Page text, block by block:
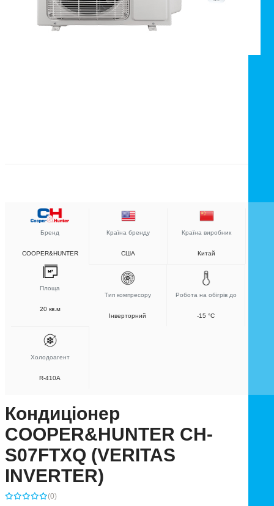
Бренд
COOPER&HUNTER
Країна бренду
США
Країна виробник
Китай
Площа
20 кв.м
Тип компресору
Інверторний
Робота на обігрів до
-15 °C
Холодоагент
R-410A
Кондиціонер
COOPER&HUNTER CH-
S07FTXQ (VERITAS
INVERTER)
(0)